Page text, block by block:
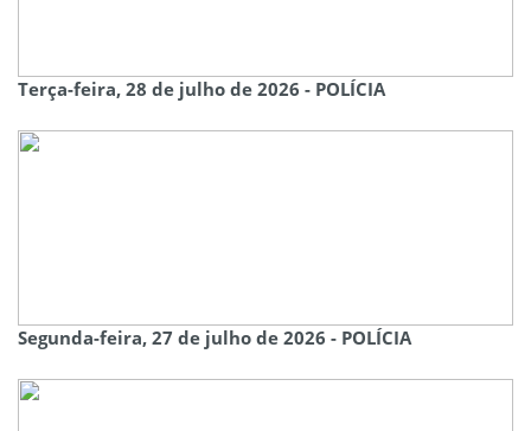
Terça-feira, 28 de julho de 2026 - POLÍCIA
Segunda-feira, 27 de julho de 2026 - POLÍCIA